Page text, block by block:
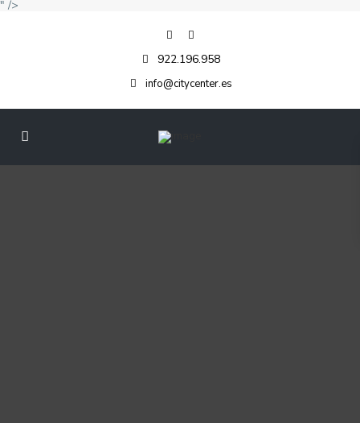
" />
922.196.958
info@citycenter.es